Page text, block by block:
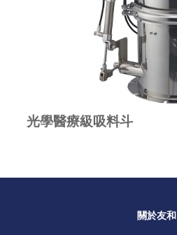
光學醫療級吸料斗
關於友和